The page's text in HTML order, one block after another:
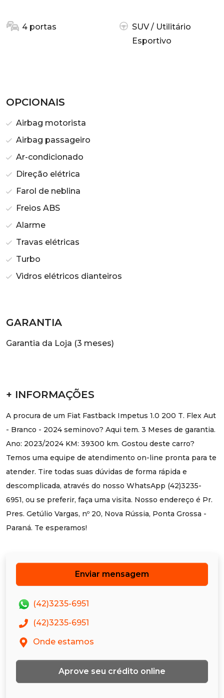
4 portas
SUV / Utilitário
Esportivo
OPCIONAIS
Airbag motorista
Airbag passageiro
Ar-condicionado
Direção elétrica
Farol de neblina
Freios ABS
Alarme
Travas elétricas
Turbo
Vidros elétricos dianteiros
GARANTIA
Garantia da Loja (3 meses)
+ INFORMAÇÕES
A procura de um Fiat Fastback Impetus 1.0 200 T. Flex Aut
- Branco - 2024 seminovo? Aqui tem. 3 Meses de garantia.
Ano: 2023/2024 KM: 39300 km. Gostou deste carro?
Temos uma equipe de atendimento on-line pronta para te
atender. Tire todas suas dúvidas de forma rápida e
descomplicada, através do nosso WhatsApp (42)3235-
6951, ou se preferir, faça uma visita. Nosso endereço é Pr.
Pres. Getúlio Vargas, nº 20, Nova Rússia, Ponta Grossa -
Paraná. Te esperamos!
Enviar mensagem
(42)3235-6951
(42)3235-6951
Onde estamos
Aprove seu crédito online